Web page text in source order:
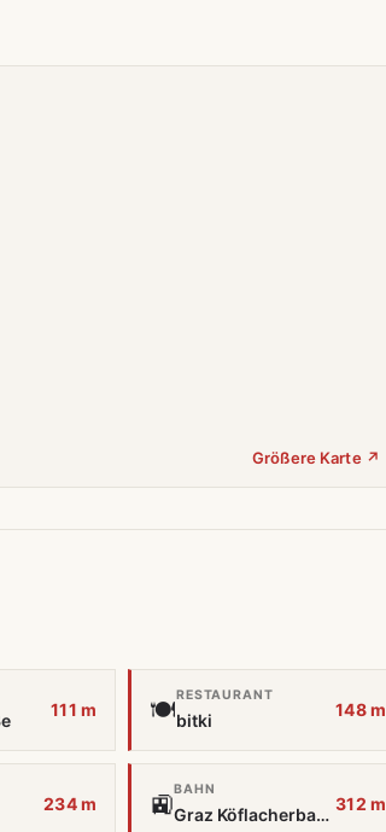
Größere Karte ↗
111 m 🍽️
RESTAURANT
bitki
148 m
234 m 🚉
BAHN
Graz Köflacherbahnhof
312 m